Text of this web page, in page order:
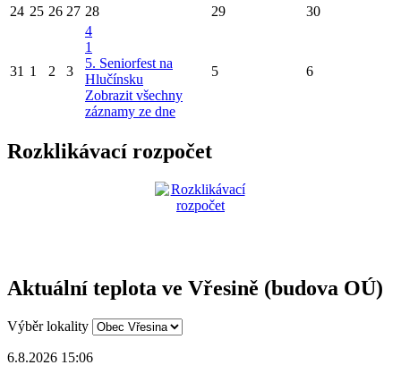
24 25 26 27 28 29 30
31 1 2 3
4
1
5. Seniorfest na
Hlučínsku
Zobrazit všechny
záznamy ze dne
5 6
Rozklikávací rozpočet
Aktuální teplota ve Vřesině (budova OÚ)
Výběr lokality
6.8.2026 15:06